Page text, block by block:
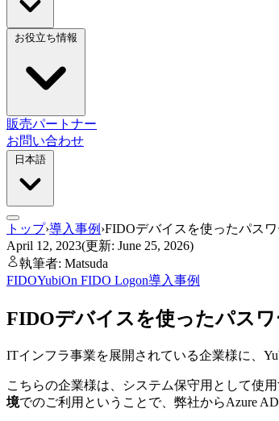
販売パートナー
お問い合わせ
トップ›導入事例 ›FIDOデバイスを使ったパス
April 12, 2023(更新: June 25, 2026)
執筆者: Matsuda
FIDOYubiOn FIDO Logon導入事例
FIDOデバイスを使ったパス
ITインフラ事業を展開されている企業様に、
こちらの企業様は、システム保守用として使
境でのご利用ということで、弊社からAzure